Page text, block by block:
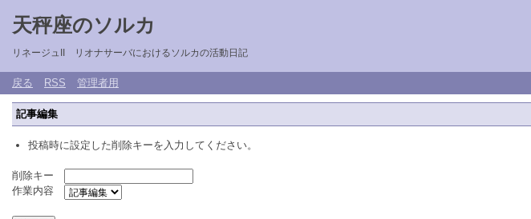
天秤座のソルカ
リネージュII リオナサーバにおけるソルカの活動日記
戻る RSS 管理者用
記事編集
投稿時に設定した削除キーを入力してください。
削除キー
作業内容